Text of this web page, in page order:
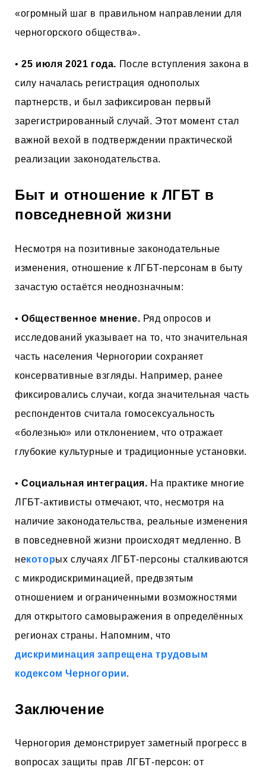
«огромный шаг в правильном направлении для
черногорского общества».
•25 июля 2021 года. После вступления закона в
силу началась регистрация однополых
партнерств, и был зафиксирован первый
зарегистрированный случай. Этот момент стал
важной вехой в подтверждении практической
реализации законодательства.
Быт и отношение к ЛГБТ в
повседневной жизни
Несмотря на позитивные законодательные
изменения, отношение к ЛГБТ-персонам в быту
зачастую остаётся неоднозначным:
•Общественное мнение. Ряд опросов и
исследований указывает на то, что значительная
часть населения Черногории сохраняет
консервативные взгляды. Например, ранее
фиксировались случаи, когда значительная часть
респондентов считала гомосексуальность
«болезнью» или отклонением, что отражает
глубокие культурные и традиционные установки.
•Социальная интеграция. На практике многие
ЛГБТ-активисты отмечают, что, несмотря на
наличие законодательства, реальные изменения
в повседневной жизни происходят медленно. В
некоторых случаях ЛГБТ-персоны сталкиваются
с микродискриминацией, предвзятым
отношением и ограниченными возможностями
для открытого самовыражения в определённых
регионах страны. Напомним, что
дискриминация запрещена трудовым
кодексом Черногории.
Заключение
Черногория демонстрирует заметный прогресс в
вопросах защиты прав ЛГБТ-персон: от